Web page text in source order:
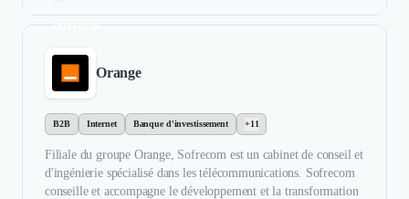
Étude de cas
Orange
B2B Internet Banque d'investissement +11
Filiale du groupe Orange, Sofrecom est un cabinet de conseil et
d'ingénierie spécialisé dans les télécommunications. Sofrecom
conseille et accompagne le développement et la transformation